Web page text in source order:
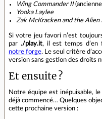
Wing Commander II
Yooka Laylee
Zak McKracken and the Alien
Si votre jeu favori n’est
par ./play.it, il est temps d’en
notre forge. Le seul critère
version sans gestion des droits
Et ensuite ?
Notre équipe est inépuisable,
déjà commencé… Quelques
cette prochaine version :